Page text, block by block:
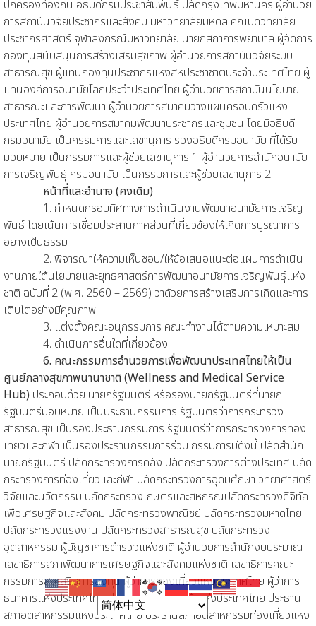
ปกครองท้องถิ่น อธิบดีกรมประชาสัมพันธ์ ปลัดกรุงเทพมหานคร ผู้อำนวย
การสถาบันวิจัยประชากรและสังคม มหาวิทยาลัยมหิดล คณบดีวิทยาลัย
ประชากรศาสตร์ จุฬาลงกรณ์มหาวิทยาลัย นายกสภาการพยาบาล ผู้จัดการ
กองทุนสนับสนุนการสร้างเสริมสุขภาพ ผู้อำนวยการสถาบันวิจัยระบบ
สาธารณสุข ผู้แทนกองทุนประชากรแห่งสหประชาชาติประจำประเทศไทย ผู้
แทนองค์การอนามัยโลกประจำประเทศไทย ผู้อำนวยการสถาบันนโยบาย
สาธารณะและการพัฒนา ผู้อำนวยการสมาคมวางแผนครอบครัวแห่ง
ประเทศไทย ผู้อำนวยการสมาคมพัฒนาประชากรและชุมชน โดยมีอธิบดี
กรมอนามัย เป็นกรรมการและเลขานุการ รองอธิบดีกรมอนามัย ที่ได้รับ
มอบหมาย เป็นกรรมการและผู้ช่วยเลขานุการ 1 ผู้อำนวยการสำนักอนามัย
การเจริญพันธุ์ กรมอนามัย เป็นกรรมการและผู้ช่วยเลขานุการ 2
หน้าที่และอำนาจ (คงเดิม)
1. กำหนดกรอบทิศทางการดำเนินงานพัฒนาอนามัยการเจริญ
พันธุ์ โดยเน้นการเชื่อมประสานภาคส่วนที่เกี่ยวข้องให้เกิดการบูรณาการ
อย่างเป็นธรรม
2. พิจารณาให้ความเห็นชอบ/ให้ข้อเสนอแนะต่อแผนการดำเนิน
งานภายใต้นโยบายและยุทธศาสตร์การพัฒนาอนามัยการเจริญพันธุ์แห่ง
ชาติ ฉบับที่ 2 (พ.ศ. 2560 – 2569) ว่าด้วยการสร้างเสริมการเกิดและการ
เติบโตอย่างมีคุณภาพ
3. แต่งตั้งคณะอนุกรรมการ คณะทำงานได้ตามความเหมาะสม
4. ดำเนินการอื่นใดที่เกี่ยวข้อง
6. คณะกรรมการอำนวยการเพื่อพัฒนาประเทศไทยให้เป็น
ศูนย์กลางสุขภาพนานาชาติ (Wellness and Medical Service
Hub) ประกอบด้วย นายกรัฐมนตรี หรือรองนายกรัฐมนตรีที่นายก
รัฐมนตรีมอบหมาย เป็นประธานกรรมการ รัฐมนตรีว่าการกระทรวง
สาธารณสุข เป็นรองประธานกรรมการ รัฐมนตรีว่าการกระทรวงการท่อง
เที่ยวและกีฬา เป็นรองประธานกรรมการร่วม กรรมการมีดังนี้ ปลัดสำนัก
นายกรัฐมนตรี ปลัดกระทรวงการคลัง ปลัดกระทรวงการต่างประเทศ ปลัด
กระทรวงการท่องเที่ยวและกีฬา ปลัดกระทรวงการอุดมศึกษา วิทยาศาสตร์
วิจัยและนวัตกรรม ปลัดกระทรวงเกษตรและสหกรณ์ปลัดกระทรวงดิจิทัล
เพื่อเศรษฐกิจและสังคม ปลัดกระทรวงพาณิชย์ ปลัดกระทรวงมหาดไทย
ปลัดกระทรวงแรงงาน ปลัดกระทรวงสาธารณสุข ปลัดกระทรวง
อุตสาหกรรม ผู้บัญชาการตำรวจแห่งชาติ ผู้อำนวยการสำนักงบประมาณ
เลขาธิการสภาพัฒนาการเศรษฐกิจและสังคมแห่งชาติ เลขาธิการคณะ
กรรมการส่งเสริมการลงทุน ผู้ว่าการท่องเที่ยวแห่งประเทศไทย ผู้ว่าการ
ธนาคารแห่งประเทศไทย ประธานสภาหอการค้าแห่งประเทศไทย ประธาน
สภาอุตสาหกรรมแห่งประเทศไทย ประธานสภาอุตสาหกรรมท่องเที่ยวแห่ง